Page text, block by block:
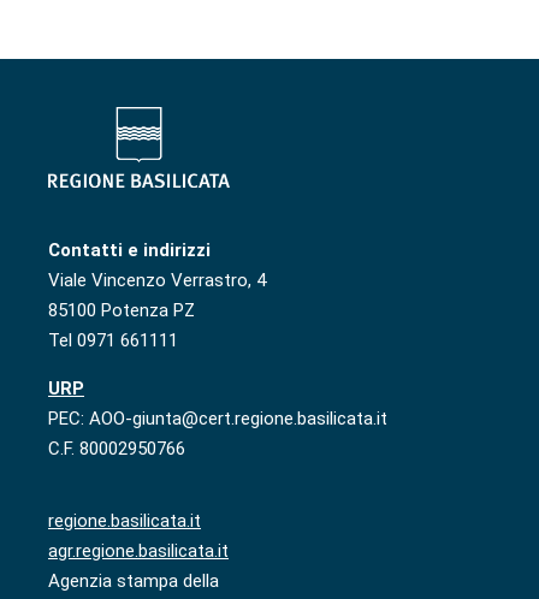
Contatti e indirizzi
Viale Vincenzo Verrastro, 4
85100 Potenza PZ
Tel 0971 661111
URP
PEC: AOO-giunta@cert.regione.basilicata.it
C.F. 80002950766
regione.basilicata.it
agr.regione.basilicata.it
Agenzia stampa della